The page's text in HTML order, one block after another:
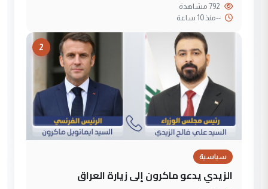
--منذ 10 ساعة
2
سياسية
الزيدي يدعو ماكرون إلى زيارة العراق